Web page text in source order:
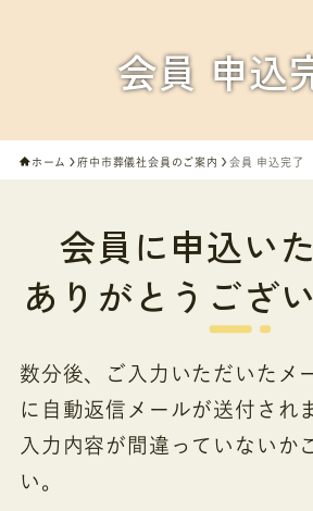
会員 申込
ホーム 府中市葬儀社会員のご案内 会員 申込完了
会員に申込いた
ありがとうござ
数分後、ご入力いただいたメ
に自動返信メールが送付され
入力内容が間違っていないか
い。